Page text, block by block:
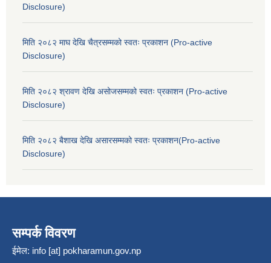
Disclosure)
मिति २०८२ माघ देखि चैत्रसम्मको स्वतः प्रकाशन (Pro-active
Disclosure)
मिति २०८२ श्रावण देखि असोजसम्मको स्वतः प्रकाशन (Pro-active
Disclosure)
मिति २०८२ बैशाख देखि असारसम्मको स्वतः प्रकाशन(Pro-active
Disclosure)
सम्पर्क विवरण
ईमेल: info [at] pokharamun.gov.np